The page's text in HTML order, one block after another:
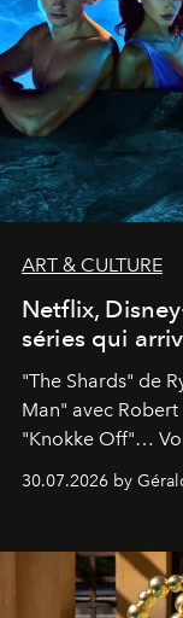
ART & CULTURE
Netflix,
séries qui
"The Shards" de
Man" avec
"Knokke Off"…
30.07.2026 by